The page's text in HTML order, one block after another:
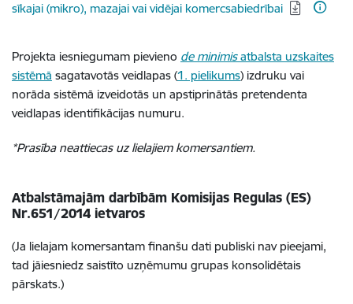
sīkajai (mikro), mazajai vai vidējai komercsabiedrībai
Projekta iesniegumam pievieno de minimisatbalsta uzskaites
sistēmā sagatavotās veidlapas (1. pielikums) izdruku vai
norāda sistēmā izveidotās un apstiprinātās pretendenta
veidlapas identifikācijas numuru.
*Prasība neattiecas uz lielajiem komersantiem.
Atbalstāmajām darbībām Komisijas Regulas (ES)
Nr.651/2014 ietvaros
(Ja lielajam komersantam finanšu dati publiski nav pieejami,
tad jāiesniedz saistīto uzņēmumu grupas konsolidētais
pārskats.)